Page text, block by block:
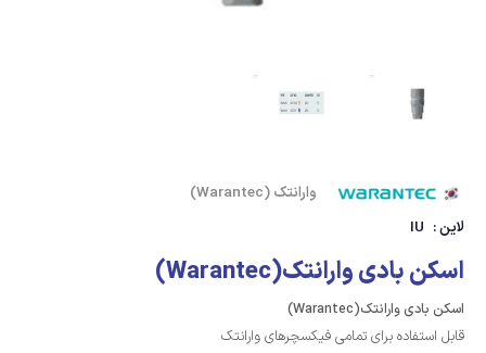
وارانتک (Warantec)
لاین : IU
اسکن بادی وارانتک(Warantec)
اسکن بادی وارانتک(Warantec)
قابل استفاده برای تمامی فیکسچرهای وارانتک